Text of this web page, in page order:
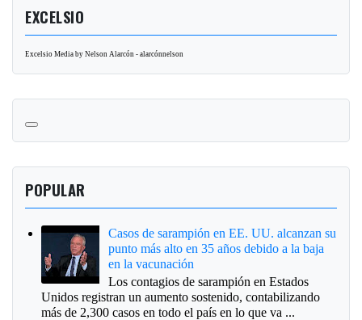
EXCELSIO
Excelsio Media by Nelson Alarcón - alarcónnelson
POPULAR
Casos de sarampión en EE. UU. alcanzan su
punto más alto en 35 años debido a la baja
en la vacunación
Los contagios de sarampión en Estados
Unidos registran un aumento sostenido, contabilizando
más de 2,300 casos en todo el país en lo que va ...